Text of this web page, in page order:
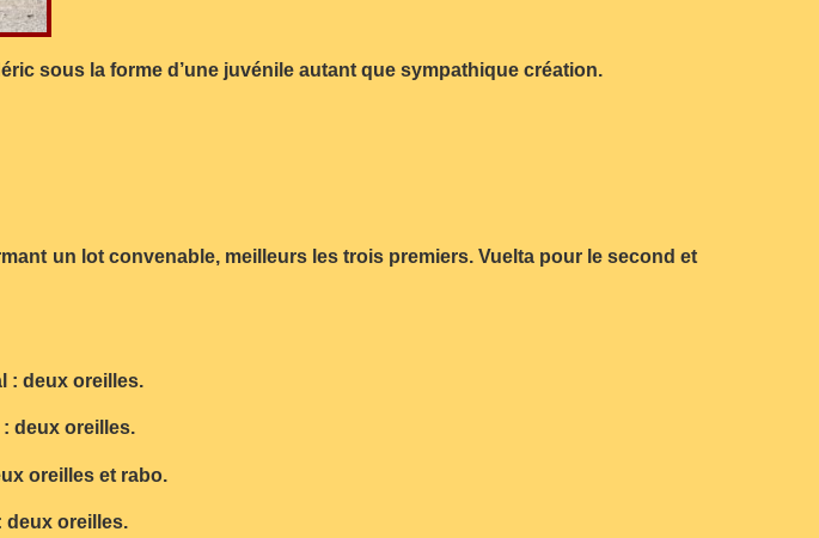
sous la forme d’une juvénile autant que sympathique création.
un lot convenable, meilleurs les trois premiers. Vuelta pour le second et
: deux oreilles.
deux oreilles.
oreilles et rabo.
deux oreilles.